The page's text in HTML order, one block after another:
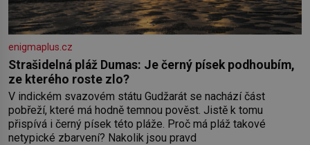
enigmaplus.cz
Strašidelná pláž Dumas: Je černý písek podhoubím,
ze kterého roste zlo?
V indickém svazovém státu Gudžarát se nachází část
pobřeží, které má hodně temnou pověst. Jistě k tomu
přispívá i černý písek této pláže. Proč má pláž takové
netypické zbarvení? Nakolik jsou pravd